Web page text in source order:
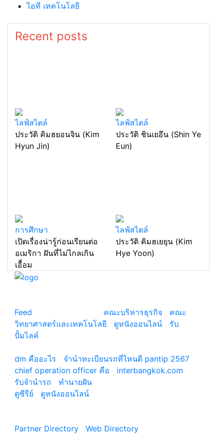
ไอที เทคโนโลยี
Recent posts
ไลฟ์สไตล์
ประวัติ คิมฮยอนจิน (Kim
Hyun Jin)
ไลฟ์สไตล์
ประวัติ ชินเยอึน (Shin Ye
Eun)
การศึกษา
เปิดเรื่องน่ารู้ก่อนเรียนต่อ
อเมริกา ฝันที่ไม่ไกลเกิน
เอื้อม
ไลฟ์สไตล์
ประวัติ คิมฮเยยุน (Kim
Hye Yoon)
Feed
คณะบริหารธุรกิจ
คณะ
วิทยาศาสตร์และเทคโนโลยี
ดูหนังออนไลน์
รับ
ปั้มไลค์
dm คืออะไร
จํานําทะเบียนรถที่ไหนดี pantip 2567
chief operation officer คือ
interbangkok.com
รับจํานํารถ
ทํานายฝัน
ดูซีรีย์
ดูหนังออนไลน์
Partner Directory Web Directory